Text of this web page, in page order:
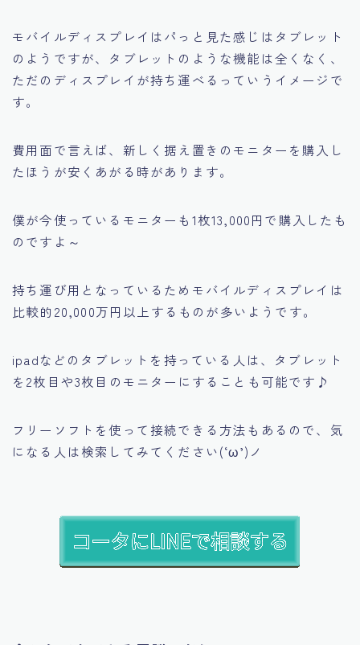
モバイルディスプレイはパっと見た感じはタブレット
のようですが、タブレットのような機能は全くなく、
ただのディスプレイが持ち運べるっていうイメージで
す。
費用面で言えば、新しく据え置きのモニターを購入し
たほうが安くあがる時があります。
僕が今使っているモニターも1枚13,000円で購入したも
のですよ～
持ち運び用となっているためモバイルディスプレイは
比較的20,000万円以上するものが多いようです。
ipadなどのタブレットを持っている人は、タブレット
を2枚目や3枚目のモニターにすることも可能です♪
フリーソフトを使って接続できる方法もあるので、気
になる人は検索してみてください(‘ω’)ノ